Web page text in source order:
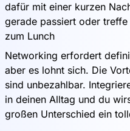
dafür mit einer kurzen
gerade passiert oder
zum Lunch
Networking erfordert
aber es lohnt sich. Die
sind unbezahlbar.
in deinen Alltag und du
großen Unterschied ein